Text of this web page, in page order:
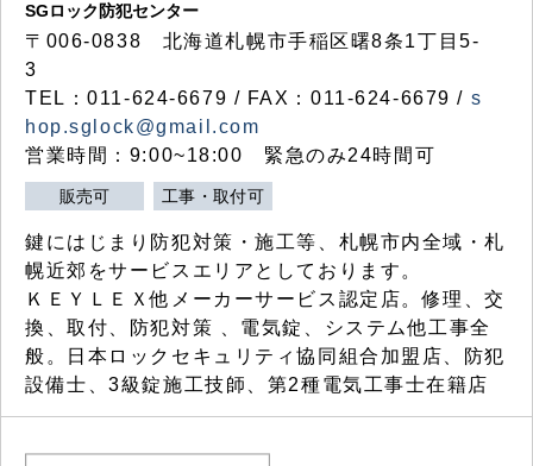
SGロック防犯センター
〒006-0838 北海道札幌市手稲区曙8条1丁目5-
3
TEL：011-624-6679 / FAX：011-624-6679 / s
hop.sglock@gmail.com
営業時間：9:00~18:00 緊急のみ24時間可
販売可 工事・取付可
鍵にはじまり防犯対策・施工等、札幌市内全域・札
幌近郊をサービスエリアとしております。
ＫＥＹＬＥＸ他メーカーサービス認定店。修理、交
換、取付、防犯対策 、電気錠、システム他工事全
般。日本ロックセキュリティ協同組合加盟店、防犯
設備士、3級錠施工技師、第2種電気工事士在籍店